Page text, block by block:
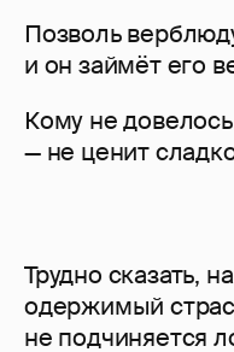
Позволь
и он займёт его
Кому не
— не ценит
Трудно сказать,
одержимый
не подчиняется